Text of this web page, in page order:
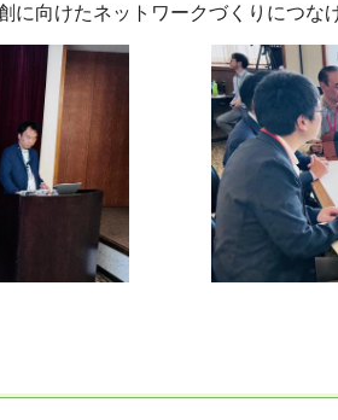
に向けたネットワークづくりにつな